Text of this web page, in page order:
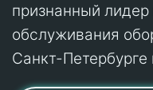
признанный лидер
обслуживания
Санкт-